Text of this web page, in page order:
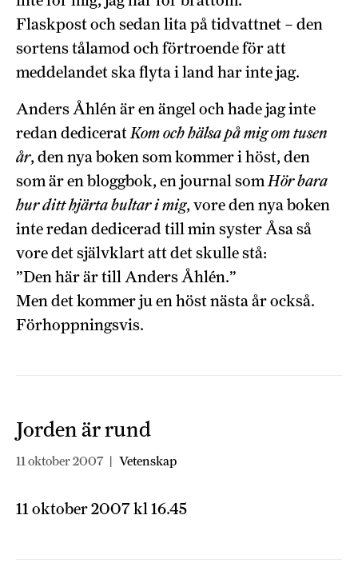
Flaskpost och sedan lita på tidvattnet – den
sortens tålamod och förtroende för att
meddelandet ska flyta i land har inte jag.
Anders Åhlén är en ängel och hade jag inte
redan dediceratKom och hälsa på mig om tusen
år, den nya boken som kommer i höst, den
som är en bloggbok, en journal somHör bara
hur ditt hjärta bultar i mig, vore den nya boken
inte redan dedicerad till min syster Åsa så
vore det självklart att det skulle stå:
”Den här är till Anders Åhlén.”
Men det kommer ju en höst nästa år också.
Förhoppningsvis.
Jorden är rund
11 oktober 2007 | Vetenskap
11 oktober 2007 kl 16.45